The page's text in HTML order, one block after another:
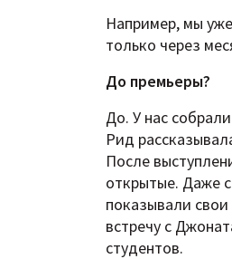
Например, мы
только через
До премьеры?
До. У нас
Рид
После
открытые. Даже
показывали
встречу с
студентов.